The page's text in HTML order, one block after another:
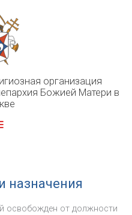
организация
Божией Матери в
назначения
освобожден от должности